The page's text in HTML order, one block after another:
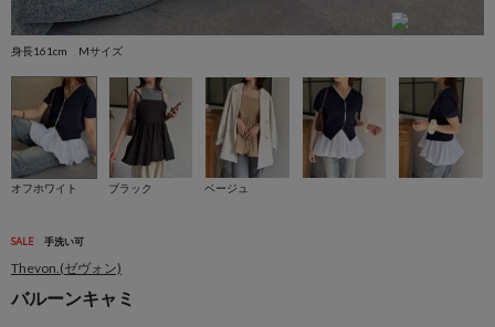
身長161cm Mサイズ
オフホワイト ブラック ベージュ
SALE 手洗い可
Thevon.(ゼヴォン)
バルーンキャミ